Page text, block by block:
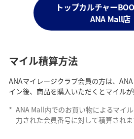
トップカルチャー
ANA Mall店
マイル積算方法
ANAマイレージクラブ会員の方は、
イン後、商品を購入いただくとマイルが
* ANA Mall内でのお買い物によるマイ
力された会員番号に対して積算されま